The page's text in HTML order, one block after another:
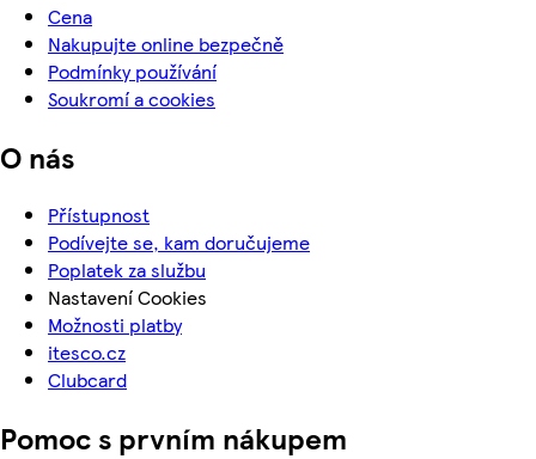
Cena
Nakupujte online bezpečně
Podmínky používání
Soukromí a cookies
O nás
Přístupnost
Podívejte se, kam doručujeme
Poplatek za službu
Nastavení Cookies
Možnosti platby
itesco.cz
Clubcard
Pomoc s prvním nákupem